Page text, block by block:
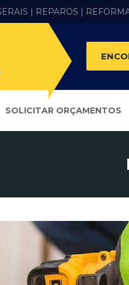
| REPAROS |
SOLICITAR ORÇAMENTOS